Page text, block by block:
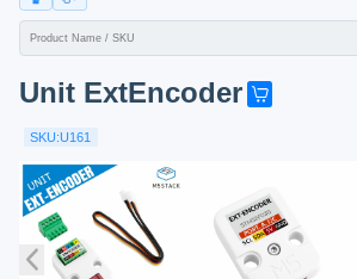
Unit ExtEncoder G
e
n
SKU:U161